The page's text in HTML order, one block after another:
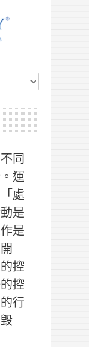
同
運
處
是
是
控
控
行